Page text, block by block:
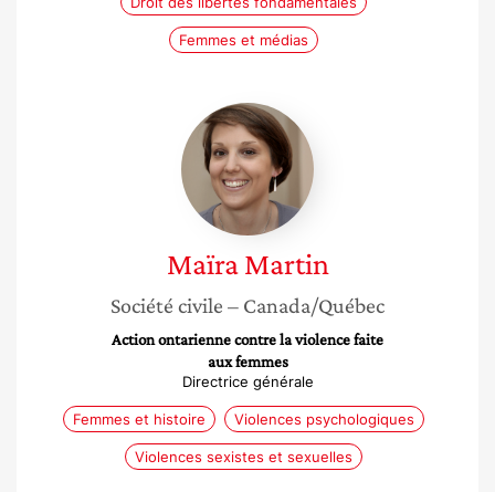
Femmes et médias
Maïra
Martin
Maïra Martin
Société civile – Canada/Québec
Action ontarienne contre la violence faite
aux femmes
Directrice générale
Femmes et histoire Violences psychologiques
Violences sexistes et sexuelles